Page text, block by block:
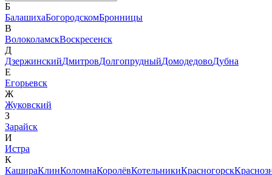
Б
БалашихаБогородскомБронницы
В
ВолоколамскВоскресенск
Д
ДзержинскийДмитровДолгопрудныйДомодедовоДубна
Е
Егорьевск
Ж
Жуковский
З
Зарайск
И
Истра
К
КашираКлинКоломнаКоролёвКотельникиКрасногорск